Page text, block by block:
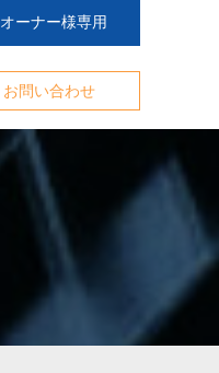
オーナー様専用
お問い合わせ